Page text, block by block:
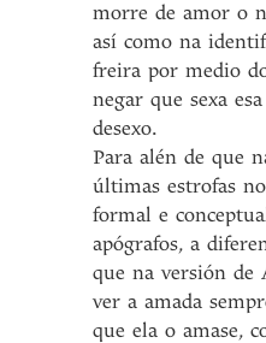
morre de amor o
así como na
freira por medio
negar que sexa
desexo.
Para alén de que
últimas estrofas
formal e
apógrafos, a
que na versión de
ver a amada
que ela o amase,